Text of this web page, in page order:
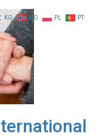
KO NO PL PT